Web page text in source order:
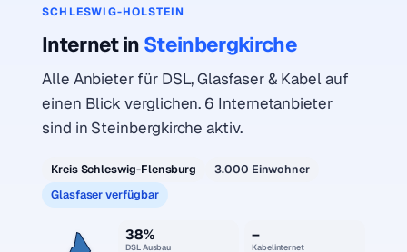
SCHLESWIG-HOLSTEIN
Internet in Steinbergkirche
Alle Anbieter für DSL, Glasfaser & Kabel auf
einen Blick verglichen. 6 Internetanbieter
sind in Steinbergkirche aktiv.
Kreis Schleswig-Flensburg
3.000 Einwohner
Glasfaser verfügbar
38%
DSL Ausbau
–
Kabelinternet